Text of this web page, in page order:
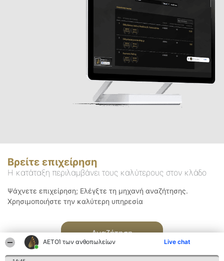
ΑΕΤΟΊ των ανθοπωλείων Live chat
Βρείτε επιχείρηση
Η κατάταξη περιλαμβάνει τους καλύτερους στον κλάδο
Ψάχνετε επιχείρηση; Ελέγξτε τη μηχανή αναζήτησης.
Χρησιμοποιήστε την καλύτερη υπηρεσία
Αναζήτηση